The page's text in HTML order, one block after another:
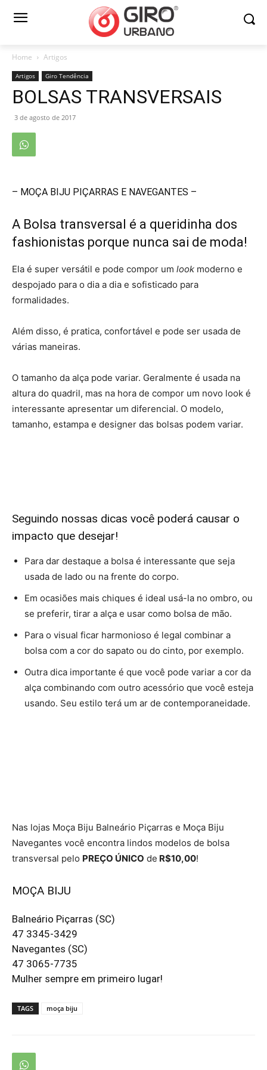
Home Artigos
Artigos Giro Tendência
BOLSAS TRANSVERSAIS
3 de agosto de 2017
– MOÇA BIJU PIÇARRAS E NAVEGANTES –
A Bolsa transversal é a queridinha dos
fashionistas porque nunca sai de moda!
Ela é super versátil e pode compor um look moderno e
despojado para o dia a dia e sofisticado para
formalidades.
Além disso, é pratica, confortável e pode ser usada de
várias maneiras.
O tamanho da alça pode variar. Geralmente é usada na
altura do quadril, mas na hora de compor um novo look é
interessante apresentar um diferencial. O modelo,
tamanho, estampa e designer das bolsas podem variar.
Seguindo nossas dicas você poderá causar o
impacto que desejar!
Para dar destaque a bolsa é interessante que seja
usada de lado ou na frente do corpo.
Em ocasiões mais chiques é ideal usá-la no ombro, ou
se preferir, tirar a alça e usar como bolsa de mão.
Para o visual ficar harmonioso é legal combinar a
bolsa com a cor do sapato ou do cinto, por exemplo.
Outra dica importante é que você pode variar a cor da
alça combinando com outro acessório que você esteja
usando. Seu estilo terá um ar de contemporaneidade.
Nas lojas Moça Biju Balneário Piçarras e Moça Biju
Navegantes você encontra lindos modelos de bolsa
transversal pelo PREÇO ÚNICO de R$10,00!
MOÇA BIJU
Balneário Piçarras (SC)
47 3345-3429
Navegantes (SC)
47 3065-7735
Mulher sempre em primeiro lugar!
TAGS moça biju